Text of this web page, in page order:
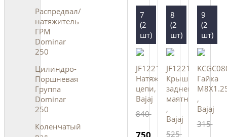
Распредвал/
натяжитель
ГРМ
Dominar
250
Цилиндро-
Поршневая
Группа
Dominar
250
Коленчатый
7
(2
шт)
JF122115
Натяжитель
цепи,
Bajaj
840
8
(2
шт)
JF122104
Крышка
заднего
маятника
,
Bajaj
525
9
(2
шт)
Гайка
,
Bajaj
315